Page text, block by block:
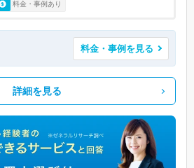
料金・事例あり
料金・事例を見る
詳細を見る